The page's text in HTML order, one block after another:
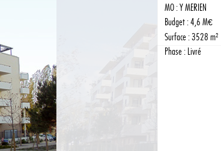
MO : Y MERIEN
Budget : 4,6 M€
Surface : 3528 m²
Phase : Livré